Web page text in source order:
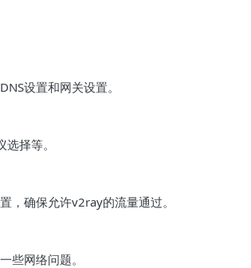
设置和网关设置。
择等。
，确保允许v2ray的流量通过。
些网络问题。